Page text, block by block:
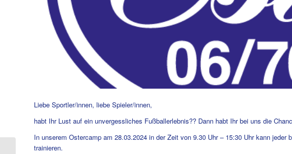
Liebe Sportler/innen, liebe Spieler/innen,
habt Ihr Lust auf ein unvergessliches Fußballerlebnis?? Dann habt Ihr bei uns die
In unserem Ostercamp am 28.03.2024 in der Zeit von 9.30 Uhr – 15:30 Uhr kann
trainieren.